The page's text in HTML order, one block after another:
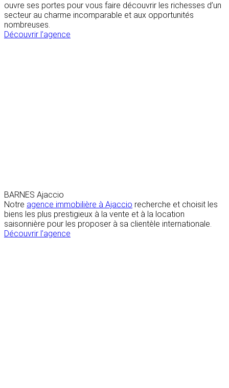
ouvre ses portes pour vous faire découvrir les richesses d’un
secteur au charme incomparable et aux opportunités
nombreuses.
Découvrir l’agence
BARNES Ajaccio
Notre agence immobilière à Ajaccio recherche et choisit les
biens les plus prestigieux à la vente et à la location
saisonnière pour les proposer à sa clientèle internationale.
Découvrir l’agence